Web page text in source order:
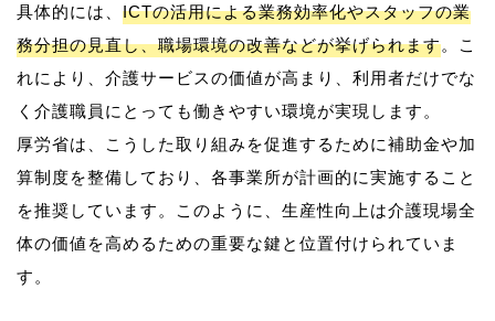
具体的には、 ICTの活用による業務効率化やスタッフの業
務分担の見直し、職場環境の改善などが挙げられます。こ
れにより、介護サービスの価値が高まり、利用者だけでな
く介護職員にとっても働きやすい環境が実現します。
厚労省は、こうした取り組みを促進するために補助金や加
算制度を整備しており、各事業所が計画的に実施すること
を推奨しています。このように、生産性向上は介護現場全
体の価値を高めるための重要な鍵と位置付けられていま